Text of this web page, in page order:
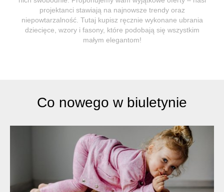
projektanci stawiają na najnowsze trendy oraz
niepowtarzalność. Tutaj kupisz ręcznie wykonane ubrania
dziecięce, wzory i fasony, które podobają się wszystkim
małym elegantom!
Co nowego w biuletynie